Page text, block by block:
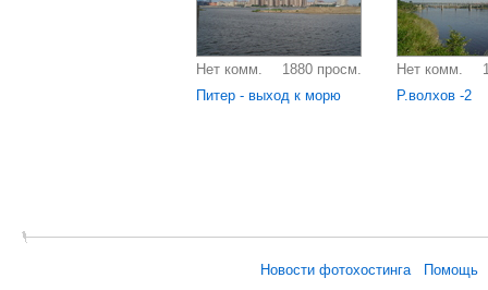
Нет комм.
1880 просм.
Питер - выход к морю
Нет комм.
Р.волхов -2
Новости фотохостинга Помощь